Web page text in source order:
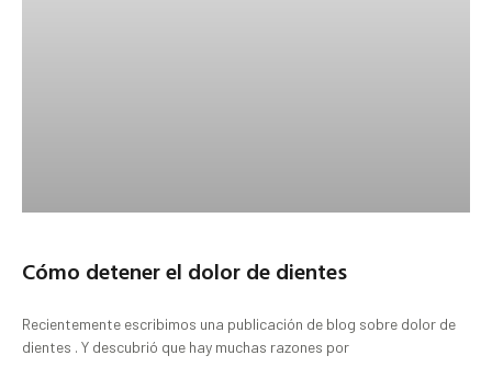
Cómo detener el dolor de dientes
Recientemente escribimos una publicación de blog sobre dolor de
dientes . Y descubrió que hay muchas razones por